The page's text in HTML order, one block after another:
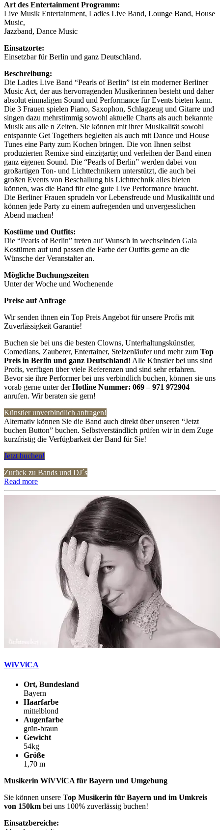
Art des Entertainment Programm:
Live Musik Entertainment, Ladies Live Band, Lounge Band, House
Music,
Jazzband, Dance Music
Einsatzorte:
Einsetzbar für Berlin und ganz Deutschland.
Beschreibung:
Die Ladies Live Band “Pearls of Berlin” ist ein moderner Berliner
Music Act, der aus hervorragenden Musikerinnen besteht und daher
absolut einmaligen Sound und Performance für Events bieten kann.
Die 3 Frauen spielen Piano, Saxophon, Schlagzeug und Gitarre und
singen dazu mehrstimmig sowohl aktuelle Charts als auch bekannte
Musik aus alle n Zeiten. Sie können mit ihrer Musikalität sowohl
entspannte Get Togethers begleiten als auch mit Dance und House
Tunes eine Party zum Kochen bringen. Die von Ihnen selbst
produzierten Remixe sind einzigartig und verleihen der Band einen
ganz eigenen Sound. Die “Pearls of Berlin” werden dabei von
großartigen Ton- und Lichttechnikern unterstützt, die auch bei
großen Events von Beschallung bis Lichttechnik alles bieten
können, was die Band für eine gute Live Performance braucht.
Die Berliner Frauen sprudeln vor Lebensfreude und Musikalität und
können jede Party zu einem aufregenden und unvergesslichen
Abend machen!
Kostüme und Outfits:
Die “Pearls of Berlin” treten auf Wunsch in wechselnden Gala
Kostümen auf und passen die Farbe der Outfits gerne an die
Wünsche der Veranstalter an.
Mögliche Buchungszeiten
Unter der Woche und Wochenende
Preise auf Anfrage
Wir senden ihnen ein Top Preis Angebot für unsere Profis mit
Zuverlässigkeit Garantie!
Buchen sie bei uns die besten Clowns, Unterhaltungskünstler,
Comedians, Zauberer, Entertainer, Stelzenläufer und mehr zum Top
Preis in Berlin und ganz Deutschland! Alle Künstler bei uns sind
Profis, verfügen über viele Referenzen und sind sehr erfahren.
Bevor sie ihre Performer bei uns verbindlich buchen, können sie uns
vorab gerne unter derHotline Nummer: 069 – 971 972904
anrufen. Wir beraten sie gern!
Künstler unverbindlich anfragen!
Alternativ können Sie die Band auch direkt über unseren “Jetzt
buchen Button” buchen. Selbstverständlich prüfen wir in dem Zuge
kurzfristig die Verfügbarkeit der Band für Sie!
Jetzt buchen!
Zurück zu Bands und DJ´s
Read more
WiVViCA
Ort, Bundesland
Bayern
Haarfarbe
mittelblond
Augenfarbe
grün-braun
Gewicht
54kg
Größe
1,70 m
Musikerin WiVViCA für Bayern und Umgebung
Sie können unsere Top Musikerin für Bayern und im Umkreis
von 150km bei uns 100% zuverlässig buchen!
Einsatzbereiche: